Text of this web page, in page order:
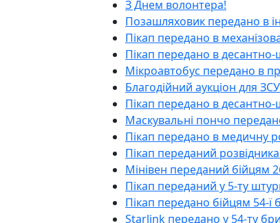
З Днем волонтера!
Позашляховик передано в
Пікап передано в
Пікап передано в
Мікроавтобус передано в
Благодійний аукціон для ЗСУ
Пікап передано в
Маскувальні пончо
Пікап передано в медичну
Пікап переданий
Мінівен переданий бійцям
Пікап переданий у 5-ту
Пікап передано бійцям 54-ї
Starlink передано у 54-ту